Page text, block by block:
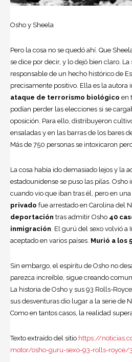
Osho y Sheela
Pero la cosa no se quedó ahí. Que
se dice por decir, y lo dejó bien claro.
responsable de un hecho histórico de
precisamente positivo. Ella es la autora
ataque de terrorismo biológico en
podían perder las elecciones si se
oposición. Para ello, distribuyeron
ensaladas y en las barras de los bares
Más de 750 personas se intoxicaron
La cosa había ido demasiado lejos y la
estadounidense se puso las pilas. Osho
cuando vio que iban tras él, pero en
privado fue arrestado en Carolina del
deportación tras admitir Osho 40
inmigración . El gurú del sexo volvió a
aceptado en varios países. Murió a los
Sin embargo, el espíritu de Osho no
parezca increíble, sigue creando
La historia de Osho y sus 93 Rolls-
sus desventuras dio lugar a la serie de
Como en tantos casos, la realidad
Texto extraído del sitio https://
motor/osho-guru-sexo-93-rolls-royce/